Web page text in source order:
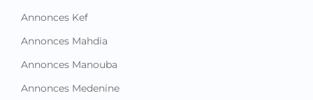
Annonces Kef
Annonces Mahdia
Annonces Manouba
Annonces Medenine